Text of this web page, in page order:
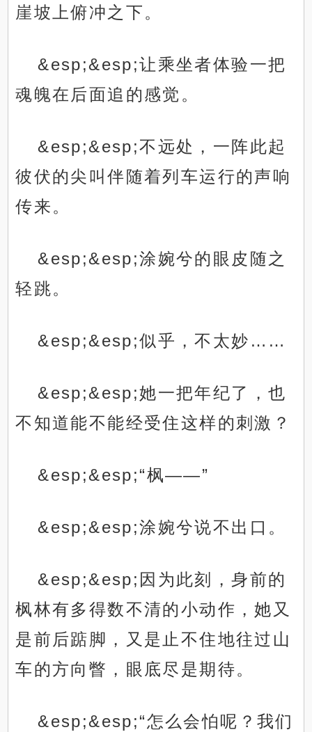
崖坡上俯冲之下。
&esp;&esp;让乘坐者体验一把
魂魄在后面追的感觉。
&esp;&esp;不远处，一阵此起
彼伏的尖叫伴随着列车运行的声响
传来。
&esp;&esp;涂婉兮的眼皮随之
轻跳。
&esp;&esp;似乎，不太妙……
&esp;&esp;她一把年纪了，也
不知道能不能经受住这样的刺激？
&esp;&esp;“枫——”
&esp;&esp;涂婉兮说不出口。
&esp;&esp;因为此刻，身前的
枫林有多得数不清的小动作，她又
是前后踮脚，又是止不住地往过山
车的方向瞥，眼底尽是期待。
&esp;&esp;“怎么会怕呢？我们